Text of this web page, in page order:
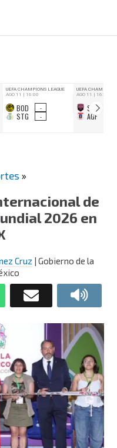
»
de
2026 en
Cruz | Gobierno de la